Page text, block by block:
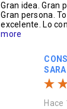
Gran idea. Gran
Gran persona.
excelente. Lo
more
Hace